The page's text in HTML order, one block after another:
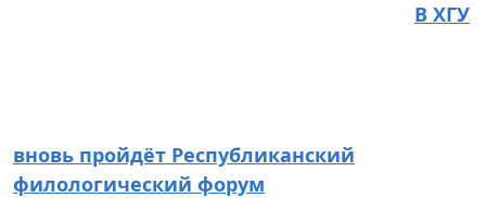
В ХГУ
вновь пройдёт Республиканский
филологический форум